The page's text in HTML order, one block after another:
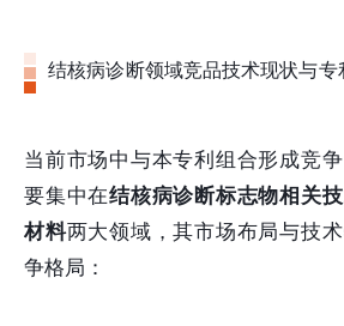
结核病诊断领域竞品技术现状与
当前市场中与本专利组合形成竞
要集中在结核病诊断标志物相关
材料两大领域，其市场布局与技
争格局：